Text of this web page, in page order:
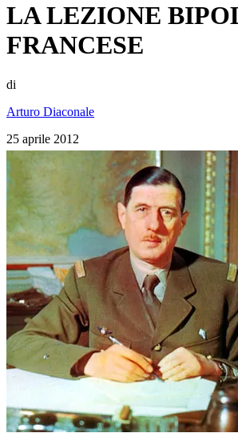
LA LEZIONE
FRANCESE
di
Arturo Diaconale
25 aprile 2012